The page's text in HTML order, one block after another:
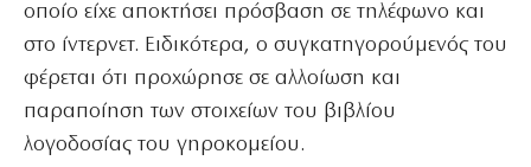
οποίο είχε αποκτήσει πρόσβαση σε τηλέφωνο και
στο ίντερνετ. Ειδικότερα, ο συγκατηγορούμενός του
φέρεται ότι προχώρησε σε αλλοίωση και
παραποίηση των στοιχείων του βιβλίου
λογοδοσίας του γηροκομείου.